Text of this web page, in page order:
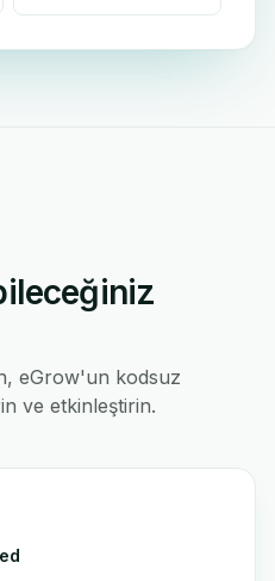
eGrow'un kodsuz
ve etkinleştirin.